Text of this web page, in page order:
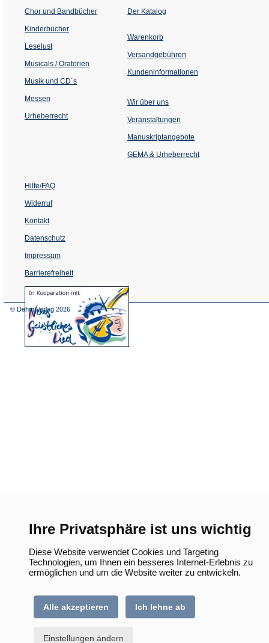
Ihre Privatsphäre ist uns wichtig
Diese Website verwendet Cookies und Targeting
Technologien, um Ihnen ein besseres Internet-Erlebnis zu
ermöglichen und um die Website weiter zu entwickeln.
Alle akzeptieren Ich lehne ab
Einstellungen ändern
Chor und Bandbücher
Kinderbücher
Leselust
Musicals / Oratorien
Musik und CD´s
Messen
Urheberrecht
Der Katalog
Warenkorb
Versandgebühren
Kundeninformationen
Wir über uns
Veranstaltungen
einem
Tab)
Manuskriptangebote
GEMA & Urheberrecht
Hilfe/FAQ
Widerruf
Kontakt
Datenschutz
Impressum
Barrierefreiheit
(Öffnet
in
© Dehm Verlag 2026